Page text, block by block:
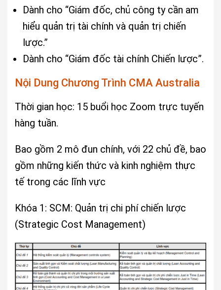
Dành cho “Giám đốc, chủ công ty cần am
hiểu quản trị tài chính và quản trị chiến
lược.”
Dành cho “Giám đốc tài chính Chiến lược”.
Nội Dung Chương Trình CMA Australia
Thời gian học: 15 buổi học Zoom trực tuyến
hàng tuần.
Bao gồm 2 mô đun chính, với 22 chủ đề, bao
gồm những kiến thức và kinh nghiệm thực
tế trong các lĩnh vực
Khóa 1: SCM: Quản trị chi phí chiến lược
(Strategic Cost Management)